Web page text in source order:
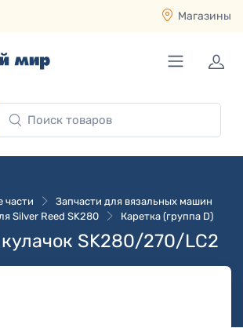
Магазины
части
Запчасти для вязальных машин
Silver Reed SK280
Каретка (группа D)
SK280/270/LC2